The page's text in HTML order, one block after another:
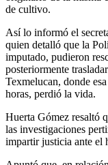
de cultivo.
Así lo informó el
quien detalló que la
imputado, pudieron
posteriormente
Texmelucan, donde
horas, perdió la vida.
Huerta Gómez resaltó
las investigaciones
impartir justicia ante el